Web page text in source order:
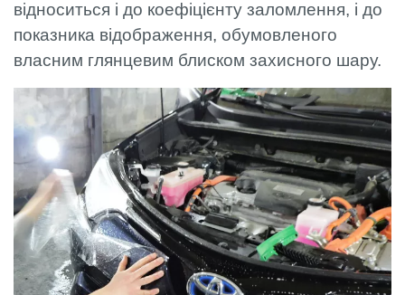
відноситься і до коефіцієнту заломлення, і до
показника відображення, обумовленого
власним глянцевим блиском захисного шару.